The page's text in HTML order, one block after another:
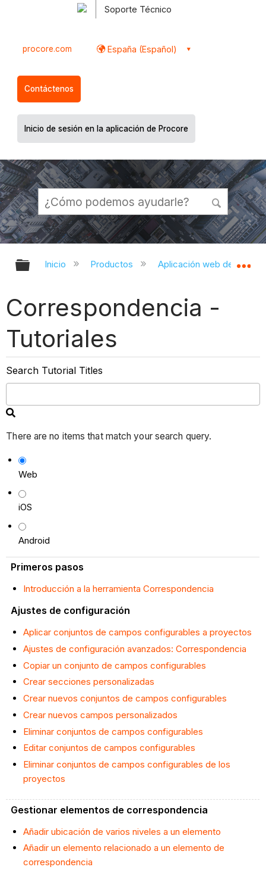
Soporte Técnico
procore.com España (Español)
Contáctenos
Inicio de sesión en la aplicación de Procore
Expandir/contraer jerarquía global
Inicio Productos Aplicación web de
Correspondencia -
Tutoriales
Search Tutorial Titles
There are no items that match your search query.
Web
iOS
Android
Primeros pasos
Introducción a la herramienta Correspondencia
Ajustes de configuración
Aplicar conjuntos de campos configurables a proyectos
Ajustes de configuración avanzados: Correspondencia
Copiar un conjunto de campos configurables
Crear secciones personalizadas
Crear nuevos conjuntos de campos configurables
Crear nuevos campos personalizados
Eliminar conjuntos de campos configurables
Editar conjuntos de campos configurables
Eliminar conjuntos de campos configurables de los
proyectos
Gestionar elementos de correspondencia
Añadir ubicación de varios niveles a un elemento
Añadir un elemento relacionado a un elemento de
correspondencia